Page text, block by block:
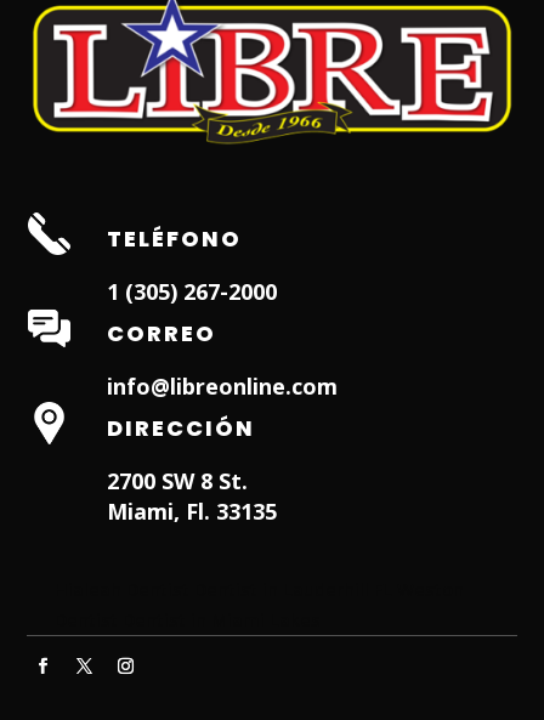
TELÉFONO
1 (305) 267-2000
CORREO
info@libreonline.com
DIRECCIÓN
2700 SW 8 St.
Miami, Fl. 33135